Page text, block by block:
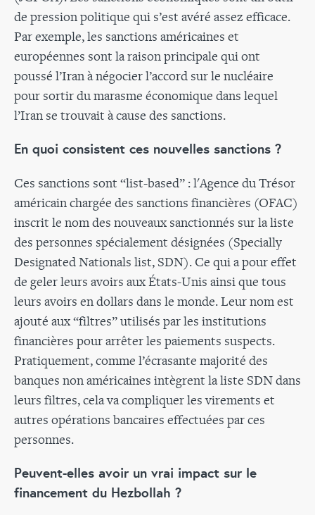
de pression politique qui s’est avéré assez efficace.
Par exemple, les sanctions américaines et
européennes sont la raison principale qui ont
poussé l’Iran à négocier l’accord sur le nucléaire
pour sortir du marasme économique dans lequel
l’Iran se trouvait à cause des sanctions.
En quoi consistent ces nouvelles sanctions ?
Ces sanctions sont “list-based” : l'Agence du Trésor
américain chargée des sanctions financières (OFAC)
inscrit le nom des nouveaux sanctionnés sur la liste
des personnes spécialement désignées (Specially
Designated Nationals list, SDN). Ce qui a pour effet
de geler leurs avoirs aux États-Unis ainsi que tous
leurs avoirs en dollars dans le monde. Leur nom est
ajouté aux “filtres” utilisés par les institutions
financières pour arrêter les paiements suspects.
Pratiquement, comme l’écrasante majorité des
banques non américaines intègrent la liste SDN dans
leurs filtres, cela va compliquer les virements et
autres opérations bancaires effectuées par ces
personnes.
Peuvent-elles avoir un vrai impact sur le
financement du Hezbollah ?